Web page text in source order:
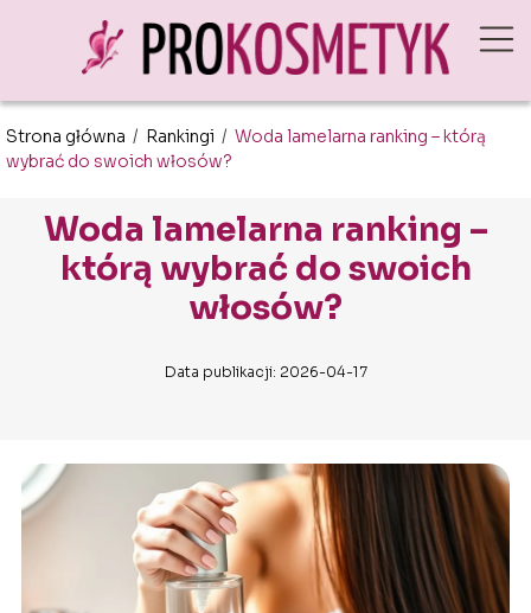
Strona główna / Rankingi / Woda lamelarna ranking – którą
wybrać do swoich włosów?
Woda lamelarna ranking –
którą wybrać do swoich
włosów?
Data publikacji: 2026-04-17